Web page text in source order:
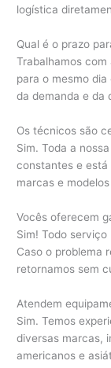
logística
Qual é o prazo
Trabalhamos
para o mesmo
da demanda e da
Os técnicos são
Sim. Toda a
constantes e está
marcas e
Vocês oferecem
Sim! Todo
Caso o problema
retornamos sem
Atendem
Sim. Temos
diversas marcas,
americanos e